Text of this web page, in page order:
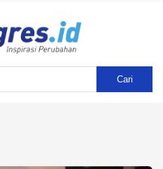
Cari